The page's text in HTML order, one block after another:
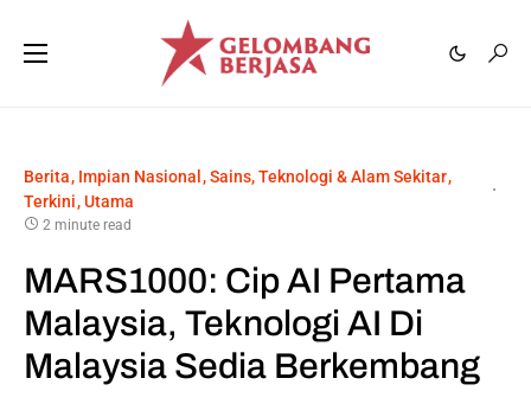
Berita Impian Nasional
Sains, Teknologi & Alam Sekitar
Terkini Utama
2 minute read
MARS1000: Cip AI Pertama
Malaysia, Teknologi AI Di
Malaysia Sedia Berkembang